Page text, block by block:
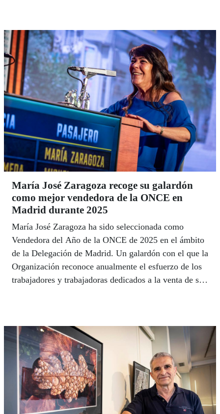
María José Zaragoza recoge su galardón
como mejor vendedora de la ONCE en
Madrid durante 2025
María José Zaragoza ha sido seleccionada como
Vendedora del Año de la ONCE de 2025 en el ámbito
de la Delegación de Madrid. Un galardón con el que la
Organización reconoce anualmente el esfuerzo de los
trabajadores y trabajadoras dedicados a la venta de sus
ONCE.